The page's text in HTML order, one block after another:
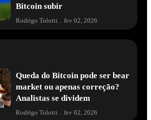
Bitcoin subir
Rodrigo Tolotti fev 02, 2026
Queda do Bitcoin pode ser bear
market ou apenas correção?
Analistas se dividem
Rodrigo Tolotti . fev 02, 2026